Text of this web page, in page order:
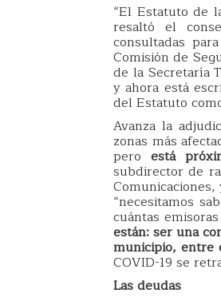
“El Estatuto de
resaltó el
consultadas
Comisión de
de la Secretaría
y ahora está
del Estatuto
Avanza la
zonas más
pero está
subdirector de
“necesitamos
cuántas
están: ser una
municipio, entre
COVID-19 se
Las deudas